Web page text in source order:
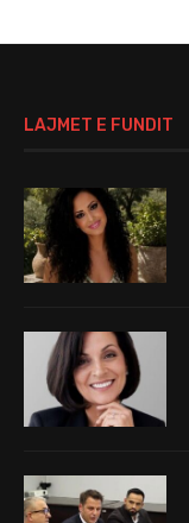
LAJMET E FUNDIT